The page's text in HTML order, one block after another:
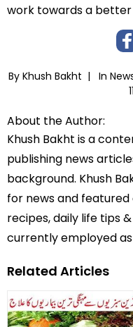
work towards a better
By Khush Bakht | In
About the Author:
Khush Bakht is a
publishing news
background. Khush
for news and
recipes, daily life tips
currently employed
Related Articles